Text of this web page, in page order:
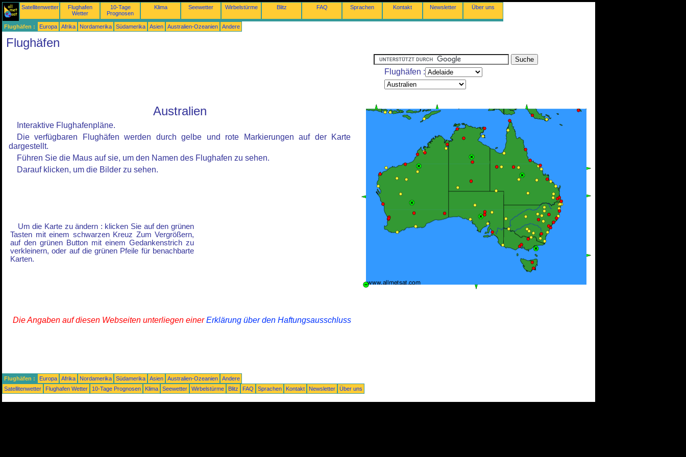
Satellitenwetter
Flughafen
Wetter
10-Tage
Prognosen
Klima Seewetter Wirbelstürme Blitz FAQ Sprachen Kontakt Newsletter Über uns
Flughäfen : Europa Afrika Nordamerika Südamerika Asien Australien-Ozeanien Andere
Flughäfen
Flughäfen :
Australien
Interaktive Flughafenpläne.
Die verfügbaren Flughäfen werden durch gelbe und rote Markierungen auf der Karte
dargestellt.
Führen Sie die Maus auf sie, um den Namen des Flughafen zu sehen.
Darauf klicken, um die Bilder zu sehen.
Um die Karte zu ändern : klicken Sie auf den grünen
Tasten mit einem schwarzen Kreuz Zum Vergrößern,
auf den grünen Button mit einem Gedankenstrich zu
verkleinern, oder auf die grünen Pfeile für benachbarte
Karten.
Die Angaben auf diesen Webseiten unterliegen einerErklärung über den Haftungsausschluss
Flughäfen : Europa Afrika Nordamerika Südamerika Asien Australien-Ozeanien
Andere
Satellitenwetter
Flughafen Wetter 10-Tage Prognosen Klima Seewetter Wirbelstürme Blitz FAQ Sprachen Kontakt Newsletter Über uns